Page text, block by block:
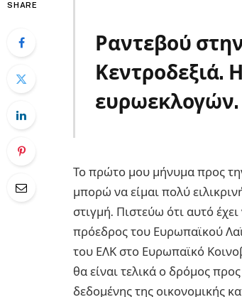
SHARE
Ραντεβού
Κεντροδεξιά.
ευρωεκλογών.
Το πρώτο μου μήνυμα προς
μπορώ να είμαι πολύ
στιγμή. Πιστεύω ότι αυτό
πρόεδρος του Ευρωπαϊκού
του ΕΛΚ στο Ευρωπαϊκό
θα είναι τελικά ο δρόμος
δεδομένης της οικονομικής